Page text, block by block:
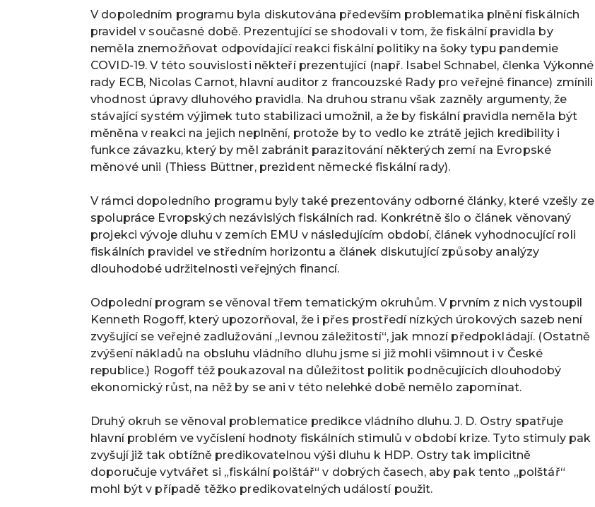
V dopoledním programu byla diskutována především problematika plnění fiskálních
pravidel v současné době. Prezentující se shodovali v tom, že fiskální pravidla by
neměla znemožňovat odpovídající reakci fiskální politiky na šoky typu pandemie
COVID-19. V této souvislosti někteří prezentující (např. Isabel Schnabel, členka Výkonné
rady ECB, Nicolas Carnot, hlavní auditor z francouzské Rady pro veřejné finance) zmínili
vhodnost úpravy dluhového pravidla. Na druhou stranu však zazněly argumenty, že
stávající systém výjimek tuto stabilizaci umožnil, a že by fiskální pravidla neměla být
měněna v reakci na jejich neplnění, protože by to vedlo ke ztrátě jejich kredibility i
funkce závazku, který by měl zabránit parazitování některých zemí na Evropské
měnové unii (Thiess Büttner, prezident německé fiskální rady).
V rámci dopoledního programu byly také prezentovány odborné články, které vzešly ze
spolupráce Evropských nezávislých fiskálních rad. Konkrétně šlo o článek věnovaný
projekci vývoje dluhu v zemích EMU v následujícím období, článek vyhodnocující roli
fiskálních pravidel ve středním horizontu a článek diskutující způsoby analýzy
dlouhodobé udržitelnosti veřejných financí.
Odpolední program se věnoval třem tematickým okruhům. V prvním z nich vystoupil
Kenneth Rogoff, který upozorňoval, že i přes prostředí nízkých úrokových sazeb není
zvyšující se veřejné zadlužování „levnou záležitostí“, jak mnozí předpokládají. (Ostatně
zvýšení nákladů na obsluhu vládního dluhu jsme si již mohli všimnout i v České
republice.) Rogoff též poukazoval na důležitost politik podněcujících dlouhodobý
ekonomický růst, na něž by se ani v této nelehké době nemělo zapomínat.
Druhý okruh se věnoval problematice predikce vládního dluhu. J. D. Ostry spatřuje
hlavní problém ve vyčíslení hodnoty fiskálních stimulů v období krize. Tyto stimuly pak
zvyšují již tak obtížně predikovatelnou výši dluhu k HDP. Ostry tak implicitně
doporučuje vytvářet si „fiskální polštář“ v dobrých časech, aby pak tento „polštář“
mohl být v případě těžko predikovatelných událostí použit.